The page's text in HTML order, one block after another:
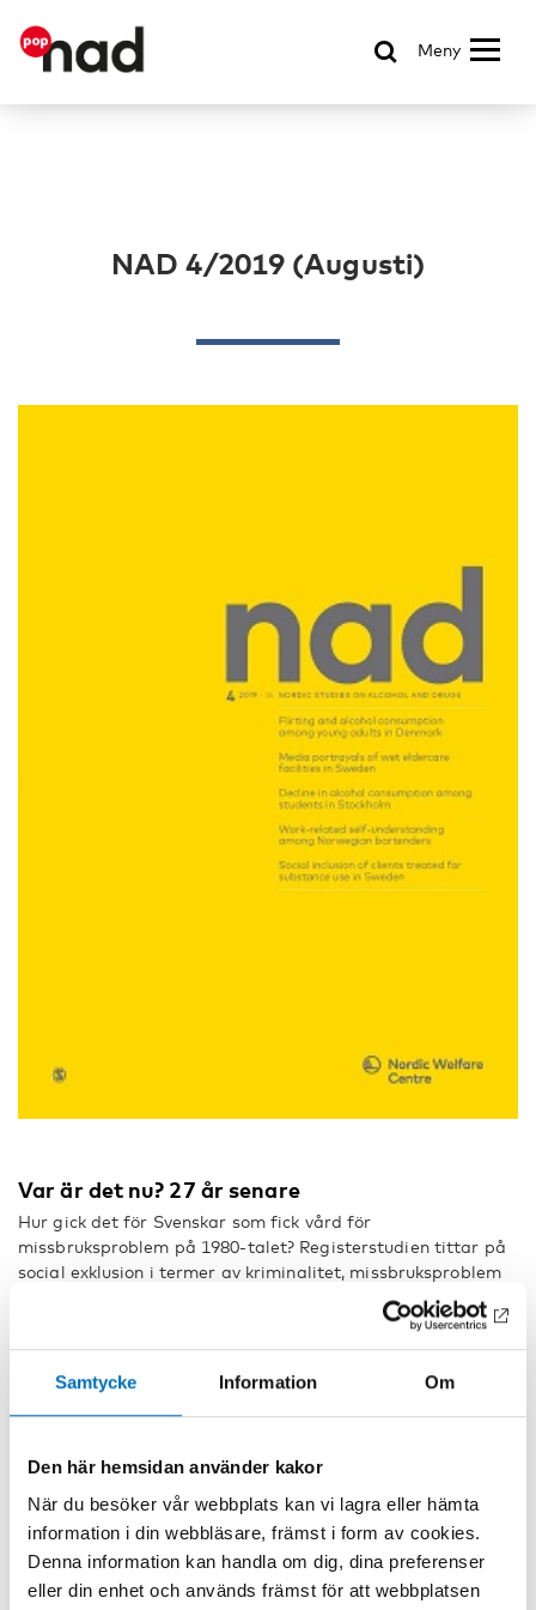
Samtycke Information Om
Den här hemsidan använder kakor
När du besöker vår webbplats kan vi lagra eller hämta
information i din webbläsare, främst i form av cookies.
Denna information kan handla om dig, dina preferenser
eller din enhet och används främst för att webbplatsen
Meny
NAD 4/2019 (Augusti)
Var är det nu? 27 år senare
Hur gick det för Svenskar som fick vård för
missbruksproblem på 1980-talet? Registerstudien tittar på
social exklusion i termer av kriminalitet, missbruksproblem
Hur rapporterar media om våta
åldrevårdsanstalter?
där alkoholkonsumtion är tillåtet. Dessa innefattar en
brytning med den etablerade politiska utgångspunkten
gällande alkohol och vård, där abstinens är målet.
Flirt och alkoholbruk bland unga i Danmark